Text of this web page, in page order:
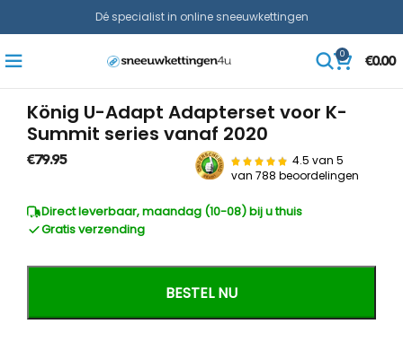
Dé specialist in online sneeuwkettingen
0
€0.00
König U-Adapt Adapterset voor K-
Summit series vanaf 2020
€79.95
4.5 van 5
van 788 beoordelingen
Direct leverbaar, maandag (10-08) bij u thuis
Gratis verzending
BESTEL NU